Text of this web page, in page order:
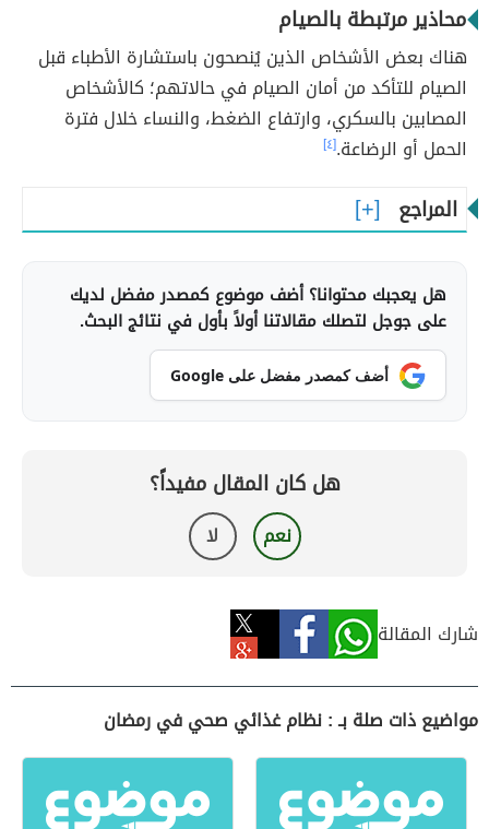
محاذير مرتبطة بالصيام
هناك بعض الأشخاص الذين يُنصحون باستشارة الأطباء قبل
الصيام للتأكد من أمان الصيام في حالاتهم؛ كالأشخاص
المصابين بالسكري، وارتفاع الضغط، والنساء خلال فترة
الحمل أو الرضاعة.[٤]
المراجع
هل يعجبك محتوانا؟ أضف موضوع كمصدر مفضل لديك
على جوجل لتصلك مقالاتنا أولاً بأول في نتائج البحث.
أضف كمصدر مفضل على Google
هل كان المقال مفيداً؟
نعم لا
شارك المقالة
مواضيع ذات صلة بـ : نظام غذائي صحي في رمضان